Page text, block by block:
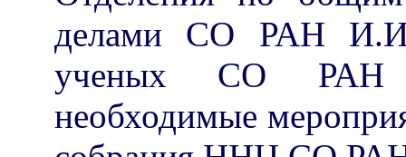
делами СО РАН
ученых СО РАН
необходимые